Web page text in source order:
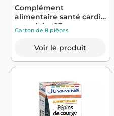
Complément
alimentaire santé cardio
vasculaire 27g - ...
Carton de 8 pièces
Voir le produit